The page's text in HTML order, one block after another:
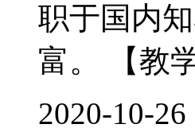
职于国内
富。 【教
2020-10-26